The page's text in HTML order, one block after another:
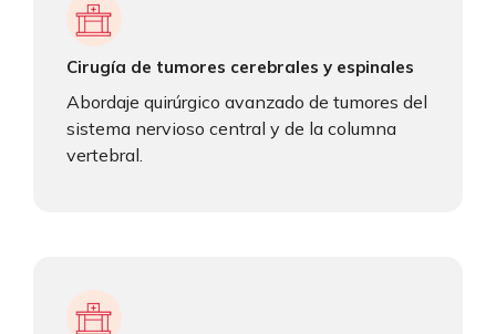
Cirugía de tumores cerebrales y espinales
Abordaje quirúrgico avanzado de tumores del
sistema nervioso central y de la columna
vertebral.